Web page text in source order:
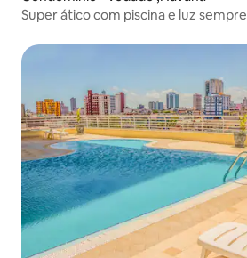
Super ático com piscina e luz sempre